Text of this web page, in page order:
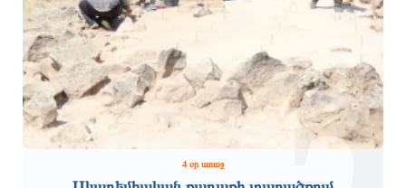
Իրանական ընկերությունները սկսել են
Հայաստանում Քաջարանի թունելի
շինարարությունը. դեսպանություն
ԵԱՏՄ սկզբունքները գործնականում
չեն իրականացվում, ասել է
Փաշինյանը` մինչ այդ «ոտքի վրա»
զրուցելով Միշուստինի հետ
4 օր առաջ